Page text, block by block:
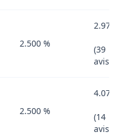
2.500 %
(39
avis)
2.500 %
(14
avis)